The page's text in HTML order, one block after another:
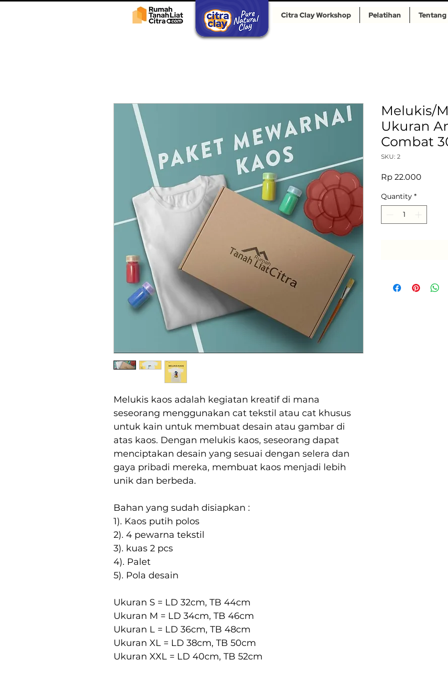
Citra Clay Workshop Pelatihan Tentang
Melukis kaos adalah kegiatan kreatif di mana
seseorang menggunakan cat tekstil atau cat khusus
untuk kain untuk membuat desain atau gambar di
atas kaos. Dengan melukis kaos, seseorang dapat
menciptakan desain yang sesuai dengan selera dan
gaya pribadi mereka, membuat kaos menjadi lebih
unik dan berbeda.
Bahan yang sudah disiapkan :
1). Kaos putih polos
2). 4 pewarna tekstil
3). kuas 2 pcs
4). Palet
5). Pola desain
Ukuran S = LD 32cm, TB 44cm
Ukuran M = LD 34cm, TB 46cm
Ukuran L = LD 36cm, TB 48cm
Ukuran XL = LD 38cm, TB 50cm
Ukuran XXL = LD 40cm, TB 52cm
Melukis/
Ukuran
Combat
SKU: 2
Rp 22.000
Quantity *